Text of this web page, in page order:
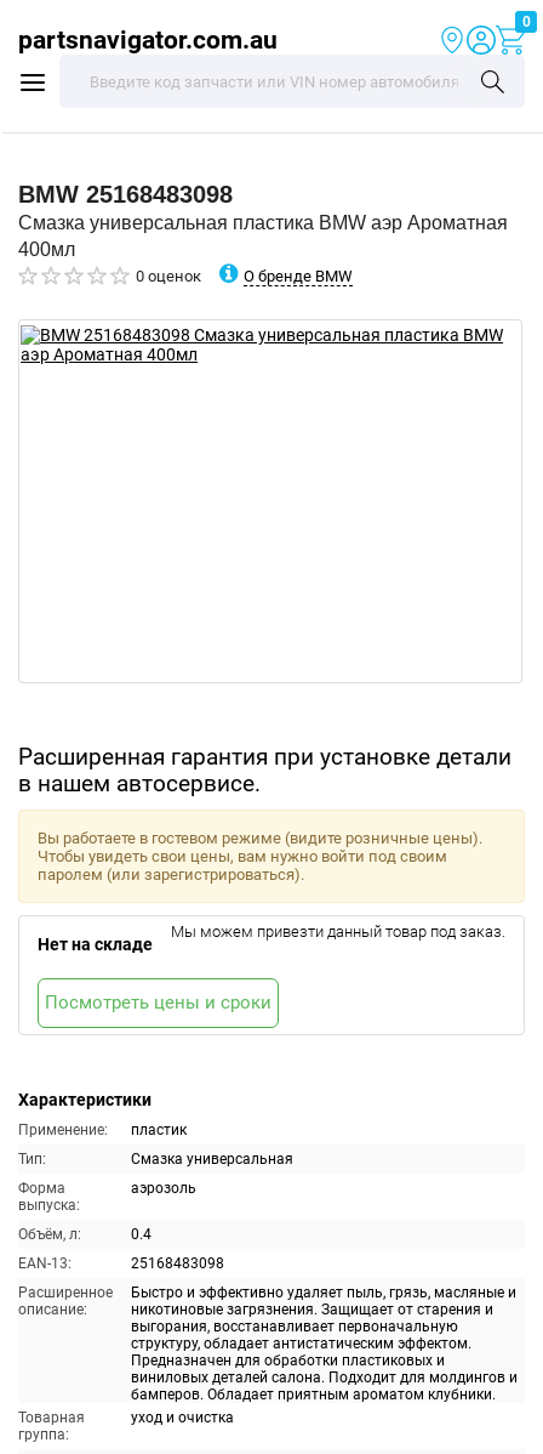
partsnavigator.com.au
0
BMW 25168483098
Смазка универсальная пластика BMW аэр Ароматная
400мл
0 оценок О бренде BMW
Расширенная гарантия при установке детали
в нашем автосервисе.
Характеристики
Применение:
пластик
Тип:
Смазка универсальная
Форма
выпуска:
аэрозоль
Объём, л:
0.4
EAN-13:
25168483098
Расширенное
описание:
Быстро и эффективно удаляет пыль, грязь, масляные и
никотиновые загрязнения. Защищает от старения и
выгорания, восстанавливает первоначальную
структуру, обладает антистатическим эффектом.
Предназначен для обработки пластиковых и
виниловых деталей салона. Подходит для молдингов и
бамперов. Обладает приятным ароматом клубники.
Товарная
группа:
уход и очистка
Вы работаете в гостевом режиме (видите розничные цены).
Чтобы увидеть свои цены, вам нужно войти под своим
паролем (или зарегистрироваться).
Нет на складе
Мы можем привезти данный товар под заказ.
Посмотреть цены и сроки